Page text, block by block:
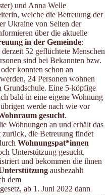
und Anna Welle
welche die Betreuung der
Ukraine von Seiten der
über die aktuelle
in der Gemeinde:
52 geflüchtete Menschen
sind bei Bekannten bzw.
konnten schon an
24 Personen wohnen
Grundschule. Eine 5-köpfige
bald in eine eigene Wohnung
werde nach wie vor
gesucht.
Wohnungen an und erhält das
die Betreuung findet
Wohnungspat*innen
Unterstützung gesucht.
und bekommen die ihnen
ausbezahlt
dem
ab 1. Juni 2022 dann